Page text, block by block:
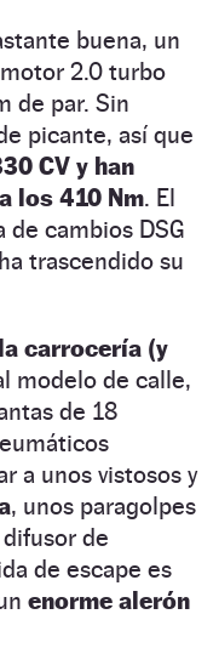
buena, un
2.0 turbo
de par. Sin
picante, así que
CV y han
los 410 Nm. El
de cambios DSG
trascendido su
carrocería (y
modelo de calle,
de 18
a unos vistosos y
, unos paragolpes
de
de escape es
enorme alerón